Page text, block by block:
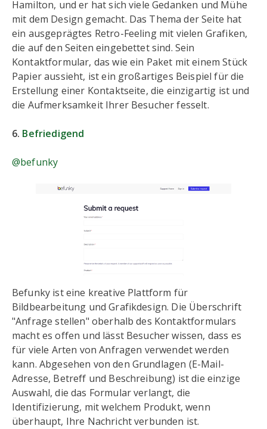
Hamilton, und er hat sich viele Gedanken und Mühe
mit dem Design gemacht. Das Thema der Seite hat
ein ausgeprägtes Retro-Feeling mit vielen Grafiken,
die auf den Seiten eingebettet sind. Sein
Kontaktformular, das wie ein Paket mit einem Stück
Papier aussieht, ist ein großartiges Beispiel für die
Erstellung einer Kontaktseite, die einzigartig ist und
die Aufmerksamkeit Ihrer Besucher fesselt.
6. Befriedigend
@befunky
Befunky ist eine kreative Plattform für
Bildbearbeitung und Grafikdesign. Die Überschrift
"Anfrage stellen" oberhalb des Kontaktformulars
macht es offen und lässt Besucher wissen, dass es
für viele Arten von Anfragen verwendet werden
kann. Abgesehen von den Grundlagen (E-Mail-
Adresse, Betreff und Beschreibung) ist die einzige
Auswahl, die das Formular verlangt, die
Identifizierung, mit welchem Produkt, wenn
überhaupt, Ihre Nachricht verbunden ist.